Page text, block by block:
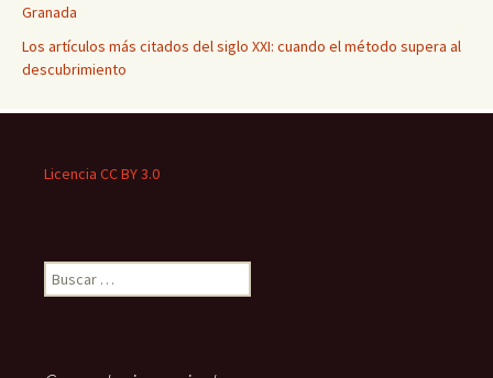
Granada
Los artículos más citados del siglo XXI: cuando el método supera al
descubrimiento
Licencia CC BY 3.0
Buscar: